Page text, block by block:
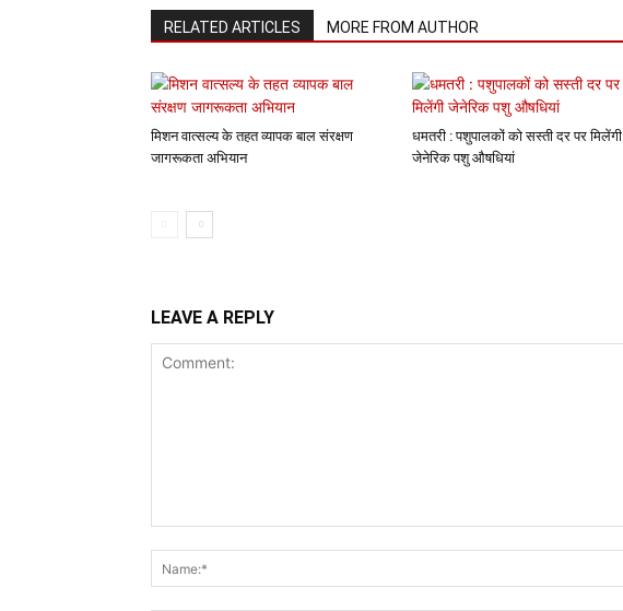
RELATED ARTICLES MORE FROM AUTHOR
मिशन वात्सल्य के तहत व्यापक बाल संरक्षण
जागरूकता अभियान
धमतरी : पशुपालकों को सस्ती दर पर मिलेंगी
जेनेरिक पशु औषधियां
LEAVE A REPLY